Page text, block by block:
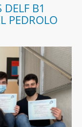
DELF B1
PEDROLO